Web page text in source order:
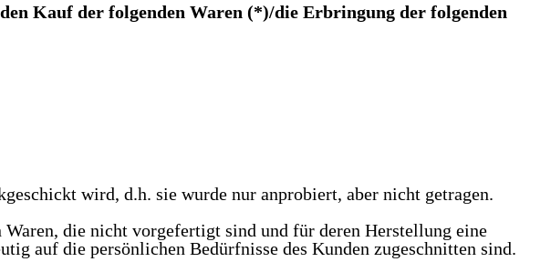
Kauf der folgenden Waren (*)/die Erbringung der folgenden
wird, d.h. sie wurde nur anprobiert, aber nicht getragen.
die nicht vorgefertigt sind und für deren Herstellung eine
auf die persönlichen Bedürfnisse des Kunden zugeschnitten sind.